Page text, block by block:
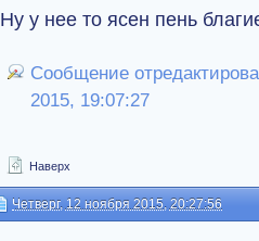
Ну у нее то ясен пень
Сообщение
2015, 19:07:27
Наверх
Четверг, 12 ноября 2015, 20:27:56